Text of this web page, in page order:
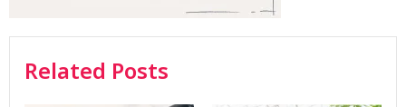
Related Posts